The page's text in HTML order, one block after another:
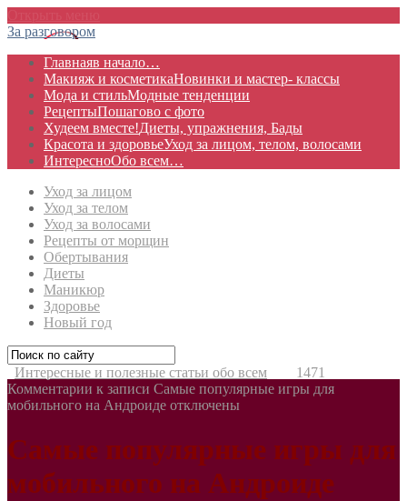
За разговором
Главнаяв начало…
Макияж и косметикаНовинки и мастер- классы
Мода и стильМодные тенденции
РецептыПошагово с фото
Худеем вместе!Диеты, упражнения, Бады
Красота и здоровьеУход за лицом, телом, волосами
ИнтересноОбо всем…
Уход за лицом
Уход за телом
Уход за волосами
Рецепты от морщин
Обертывания
Диеты
Маникюр
Здоровье
Новый год
Интересные и полезные статьи обо всем
1471
Комментарии к записи Самые популярные игры для
мобильного на Андроиде отключены
Самые популярные игры для
мобильного на Андроиде